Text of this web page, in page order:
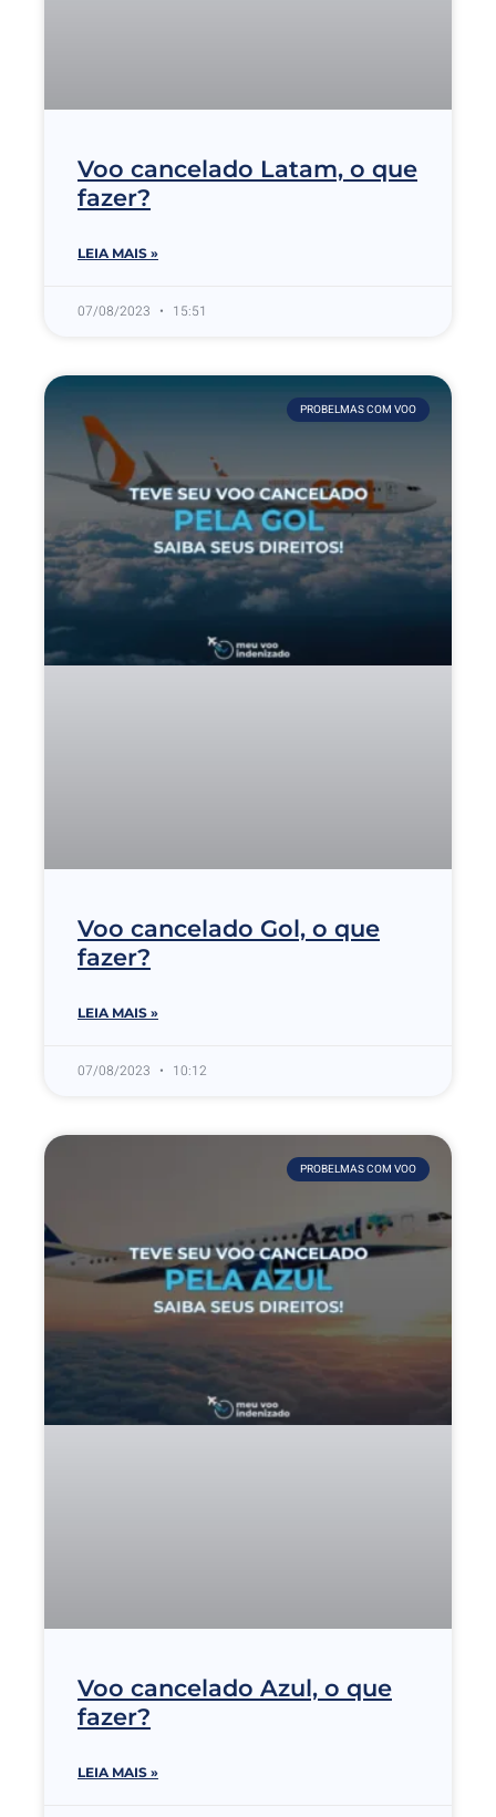
Voo cancelado Latam, o que
fazer?
LEIA MAIS »
07/08/2023 15:51
PROBELMAS COM VOO
Voo cancelado Gol, o que
fazer?
LEIA MAIS »
07/08/2023 10:12
PROBELMAS COM VOO
Voo cancelado Azul, o que
fazer?
LEIA MAIS »